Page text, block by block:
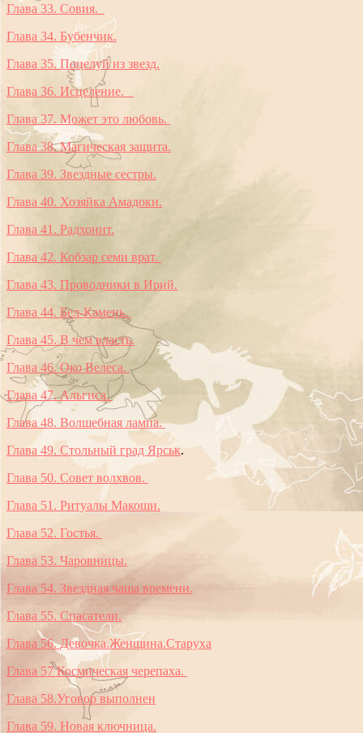
Глава 33. Совия.
Глава 34. Бубенчик.
Глава 35. Поцелуй из звезд.
Глава 36. Исцеление.
Глава 37. Может это любовь.
Глава 38. Магическая защита.
Глава 39. Звездные сестры.
Глава 40. Хозяйка Амадоки.
Глава 41. Радхонит.
Глава 42. Кобзар семи врат.
Глава 43. Проводники в Ирий.
Глава 44. Бел-Камень.
Глава 45. В чем власть.
Глава 46. Око Велеса.
Глава 47. Альгиса.
Глава 48. Волшебная лампа.
Глава 49. Стольный град Ярськ.
Глава 50. Совет волхвов.
Глава 51. Ритуалы Макоши.
Глава 52. Гостья.
Глава 53. Чаровницы.
Глава 54. Звездная чаша времени.
Глава 55. Спасатели.
Глава 56. Девочка.Женщина.Старуха
Глава 57 Космическая черепаха.
Глава 58.Уговор выполнен
Глава 59. Новая ключница.